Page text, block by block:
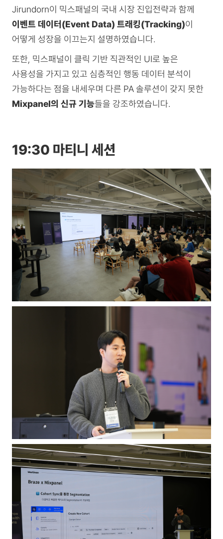
Jirundorn이 믹스패널의 국내 시장 진입전략과 함께
이벤트 데이터(Event Data) 트래킹(Tracking)이
어떻게 성장을 이끄는지 설명하였습니다.
또한, 믹스패널이 클릭 기반 직관적인 UI로 높은
사용성을 가지고 있고 심층적인 행동 데이터 분석이
가능하다는 점을 내세우며 다른 PA 솔루션이 갖지 못한
Mixpanel의 신규 기능들을 강조하였습니다.
19:30 마티니 세션